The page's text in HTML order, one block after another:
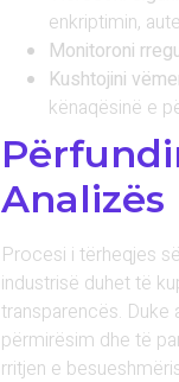
enkriptimin,
Monitoroni
Kushtojini
kënaqësinë e
Analizës
Procesi i tërheqjes
industrisë duhet të
transparencës.
përmirësim dhe të
rritjen e